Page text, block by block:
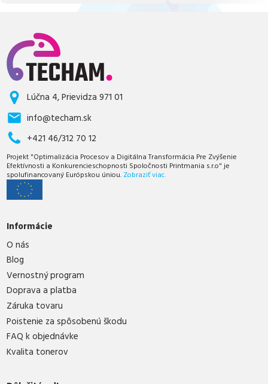
Lúčna 4, Prievidza 971 01
info@techam.sk
+421 46/312 70 12
Projekt "Optimalizácia Procesov a Digitálna Transformácia Pre Zvýšenie
Efektívnosti a Konkurencieschopnosti Spoločnosti Printmania s.r.o" je
spolufinancovaný Európskou úniou. Zobraziť viac.
Informácie
O nás
Blog
Vernostný program
Doprava a platba
Záruka tovaru
Poistenie za spôsobenú škodu
FAQ k objednávke
Kvalita tonerov